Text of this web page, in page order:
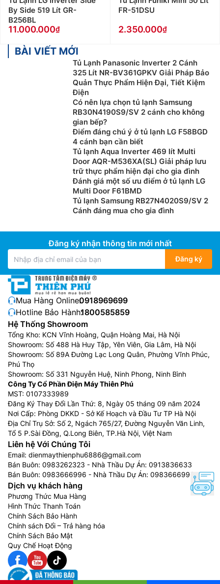
By Side 519 Lít GR-
B256BL
11.000.000
FR-51DSU
2.350.000
BÀI VIẾT MỚI
Tủ Lạnh Panasonic Inverter 2 Cánh
325 Lít NR-BV361GPKV Giải Pháp Bảo
Quản Thực Phẩm Hiện Đại, Tiết Kiệm
Điện
Có nên lựa chọn tủ lạnh Samsung
RB30N4190S9/SV 2 cánh cho không
gian bếp?
Điểm đáng chú ý ở tủ lạnh LG F58BGD
4 cánh bạn cần biết
Tủ lạnh Aqua Inverter 469 lít Multi
Door AQR-M536XA(SL) Giải pháp lưu
trữ thực phẩm hiện đại cho gia đình
Đánh giá một số ưu điểm ở tủ lạnh LG
Multi Door F61BMD
Tủ lạnh Samsung RB27N4020S9/SV 2
Cánh đáng mua cho gia đình
Đăng ký nhận thông tin mới nhất
Đăng ký
Mua Hàng Online:0918969699
Hotline Bảo Hành:1800585859
Hệ Thống Showroom
Tổng Kho: KCN Vĩnh Hoàng, Quận Hoàng Mai, Hà Nội
Showroom: Số 488 Hà Huy Tập, Yên Viên, Gia Lâm, Hà Nội
Showroom: Số 89A Đường Lạc Long Quân, Phường Vĩnh Phúc,
Phú Thọ
Showroom: Số 331 Nguyễn Huệ, Ninh Phong, Ninh Bình
Công Ty Cổ Phần Điện Máy Thiên Phú
MST: 0107333989
Đăng Ký Thay Đổi Lần Thứ: 8, Ngày 05 tháng 09 năm 2024
Nơi Cấp: Phòng DKKD - Sở Kế Hoạch và Đầu Tư TP Hà Nội
Địa Chỉ Trụ Sở: Số 2, Ngách 765/27, Đường Nguyễn Văn Linh,
Tổ 5 P.Sài Đồng, Q.Long Biên, TP.Hà Nội, Việt Nam
Liên hệ Với Chúng Tôi
Email: dienmaythienphu6886@gmail.com
Bán Buôn: 0983262323 - Nhà Thầu Dự Án: 0913836633
Bán Buôn: 0983666996 - Nhà Thầu Dự Án: 0983666996
Dịch vụ khách hàng
Phương Thức Mua Hàng
Hình Thức Thanh Toán
Chính Sách Bảo Hành
Chính sách Đổi – Trả hàng hóa
Chính Sách Bảo Mật
Quy Chế Hoạt Động